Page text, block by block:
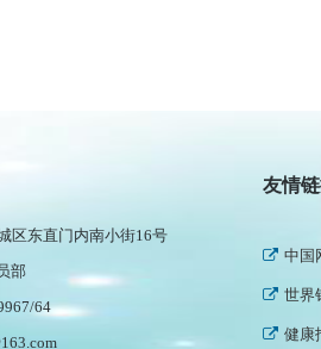
区东直门内南小街16号
部
64
友情
人民